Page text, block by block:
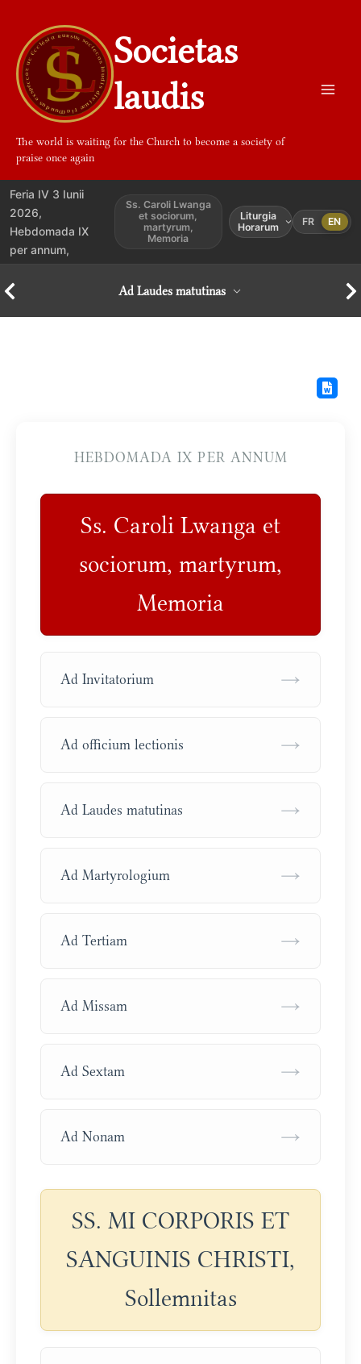
contenu
Societas
laudis
The world is waiting for the Church to become a society of
praise once again
Feria IV 3 Iunii
2026,
Hebdomada IX
per annum,
Ss. Caroli Lwanga
et sociorum,
martyrum,
Memoria
Liturgia
Horarum
FR EN
Ad Laudes matutinas
HEBDOMADA IX PER ANNUM
Ss. Caroli Lwanga et
sociorum, martyrum,
Memoria
Ad Invitatorium →
Ad officium lectionis →
Ad Laudes matutinas →
Ad Martyrologium →
Ad Tertiam →
Ad Missam →
Ad Sextam →
Ad Nonam →
SS. MI CORPORIS ET
SANGUINIS CHRISTI,
Sollemnitas